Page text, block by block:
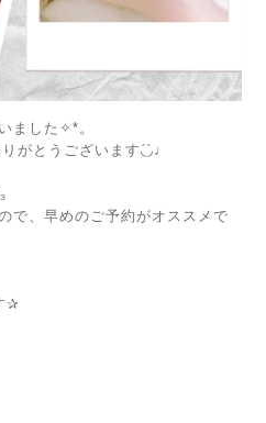
ました✧*。
がとうございます◟́◞̀♩
で、早めのご予約がオススメで
✰